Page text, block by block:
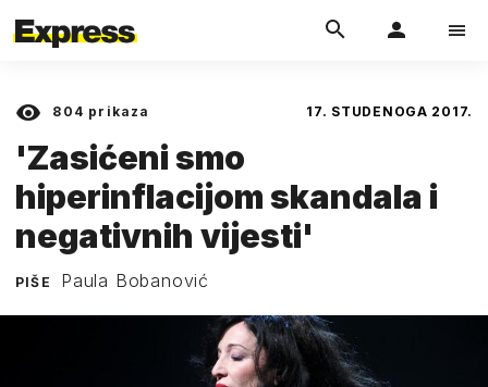
804 prikaza 17. STUDENOGA 2017.
'Zasićeni smo
hiperinflacijom skandala i
negativnih vijesti'
PIŠE Paula Bobanović